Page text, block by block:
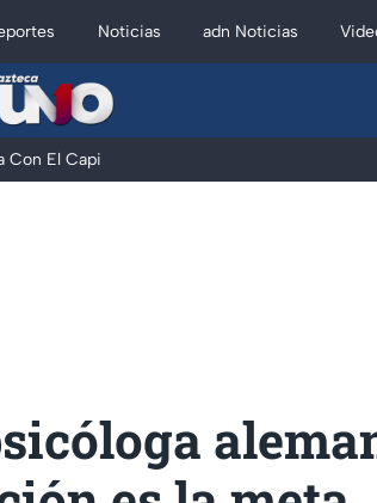
Noticias adn Noticias
Con El Capi